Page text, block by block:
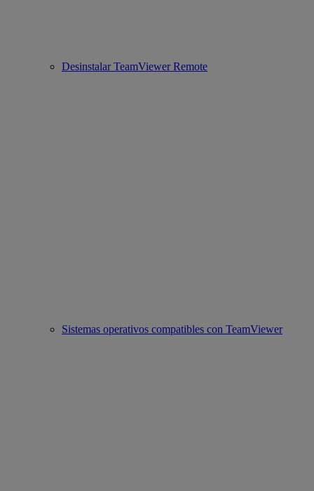
Desinstalar TeamViewer Remote
Sistemas operativos compatibles con TeamViewer